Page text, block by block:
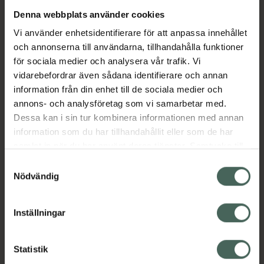
Denna webbplats använder cookies
Vi använder enhetsidentifierare för att anpassa innehållet
och annonserna till användarna, tillhandahålla funktioner
för sociala medier och analysera vår trafik. Vi
vidarebefordrar även sådana identifierare och annan
information från din enhet till de sociala medier och
annons- och analysföretag som vi samarbetar med.
Dessa kan i sin tur kombinera informationen med annan
information som du har tillhandahållit eller som de har
återkalla ditt samtycke via webbplatsens
cookieinställningar. Ett återkallat samtycke påverkar inte
lagligheten av behandling som skett innan återkallelsen.
Nödvändig
Inställningar
Statistik
Läppstiftets design kommer för tillfället i två
transparent botten.
Jämförpris 54750 kr/kg
EAN:07340074761098
Kategorier:
LäppstiftMakeupMakeup för läppar
Veganska produkterVeganskt smink
Omdömen Visa
Innehåll Visa
Instruktioner Visa